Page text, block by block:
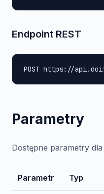
Endpoint REST
POST https://
Parametry
Dostępne parametry
Parametr Typ